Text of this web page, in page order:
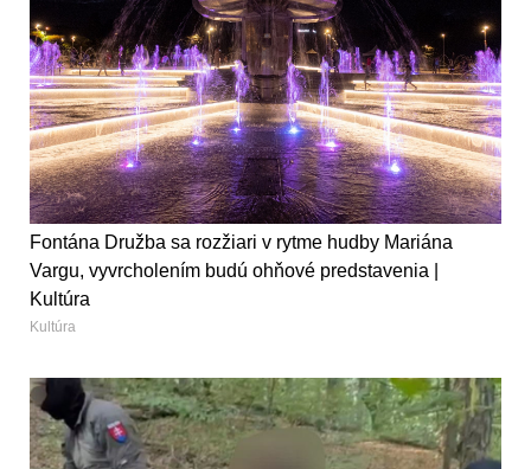
Fontána Družba sa rozžiari v rytme hudby Mariána
Vargu, vyvrcholením budú ohňové predstavenia |
Kultúra
Kultúra